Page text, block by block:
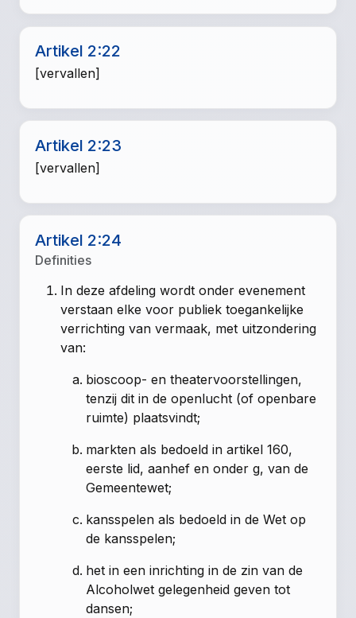
Artikel 2:22
[vervallen]
Artikel 2:23
[vervallen]
Artikel 2:24
Definities
In deze afdeling wordt onder evenement
verstaan elke voor publiek toegankelijke
verrichting van vermaak, met uitzondering
van:
bioscoop- en theatervoorstellingen,
tenzij dit in de openlucht (of openbare
ruimte) plaatsvindt;
markten als bedoeld in artikel 160,
eerste lid, aanhef en onder g, van de
Gemeentewet;
kansspelen als bedoeld in de Wet op
de kansspelen;
het in een inrichting in de zin van de
Alcoholwet gelegenheid geven tot
dansen;